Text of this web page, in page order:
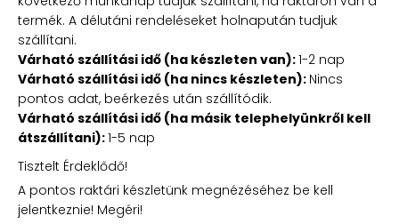
termék. A délutáni rendeléseket holnapután tudjuk
szállítani.
Várható szállítási idő (ha készleten van):1-2 nap
Várható szállítási idő (ha nincs készleten): Nincs
pontos adat, beérkezés után szállítódik.
Várható szállítási idő (ha másik telephelyünkről kell
átszállítani):1-5 nap
Tisztelt Érdeklődő!
A pontos raktári készletünk megnézéséhez be kell
jelentkeznie! Megéri!